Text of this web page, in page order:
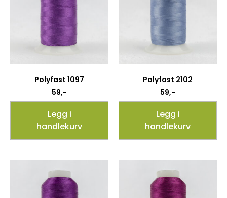
Polyfast 1097
59,-
Legg i
handlekurv
Polyfast 2102
59,-
Legg i
handlekurv